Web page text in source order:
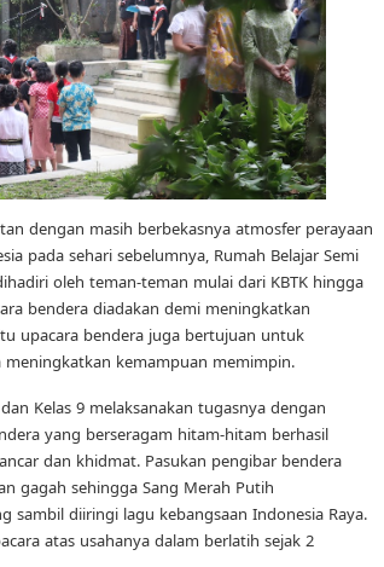
dengan masih berbekasnya atmosfer perayaan
pada sehari sebelumnya, Rumah Belajar Semi
oleh teman-teman mulai dari KBTK hingga
bendera diadakan demi meningkatkan
upacara bendera juga bertujuan untuk
kemampuan memimpin.
Kelas 9 melaksanakan tugasnya dengan
yang berseragam hitam-hitam berhasil
dan khidmat. Pasukan pengibar bendera
gagah sehingga Sang Merah Putih
sambil diiringi lagu kebangsaan Indonesia Raya.
atas usahanya dalam berlatih sejak 2